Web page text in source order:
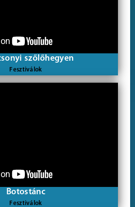
szőlőhegyen
Fesztiválok
Botostánc
Fesztiválok